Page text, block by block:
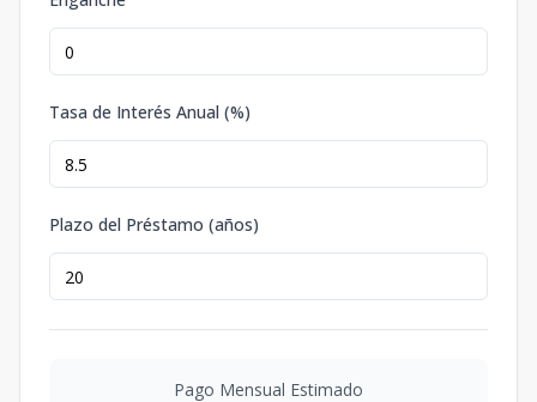
Tasa de Interés Anual (%)
Plazo del Préstamo (años)
Pago Mensual Estimado